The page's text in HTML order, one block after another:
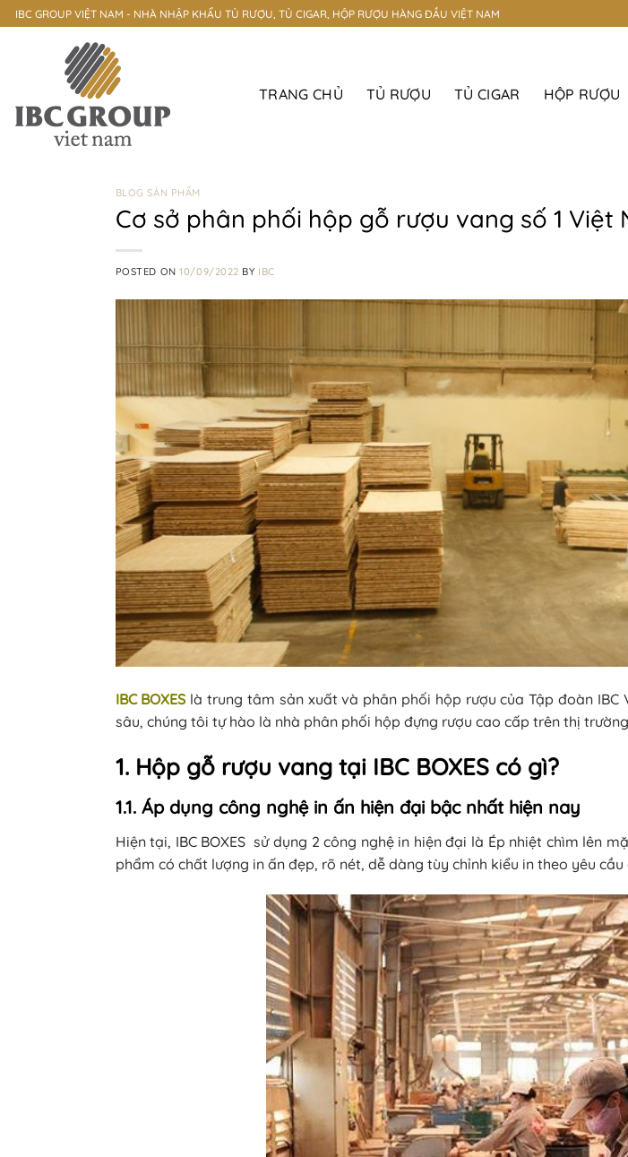
Skip
to
IBC GROUP VIỆT NAM - NHÀ NHẬP KHẨU TỦ RƯỢU, TỦ CIGAR, HỘP RƯỢU HÀNG ĐẦU VIỆT NAM
TRANG CHỦ TỦ RƯỢU TỦ CIGAR HỘP RƯỢU
BLOG SẢN PHẨM
Cơ sở phân phối hộp gỗ rượu vang số 1 Việt
POSTED ON10/09/2022 BY IBC
IBC BOXES là trung tâm sản xuất và phân phối hộp rượu của Tập đoàn
sâu, chúng tôi tự hào là nhà phân phối hộp đựng rượu cao cấp trên thị
1. Hộp gỗ rượu vang tại IBC BOXES có gì?
1.1. Áp dụng công nghệ in ấn hiện đại bậc nhất hiện nay
Hiện tại, IBC BOXES sử dụng 2 công nghệ in hiện đại là Ép nhiệt chìm lên
phẩm có chất lượng in ấn đẹp, rõ nét, dễ dàng tùy chỉnh kiểu in theo yêu